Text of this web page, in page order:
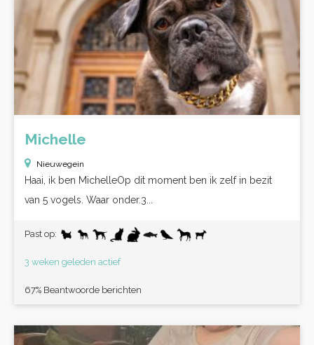
Michelle
Nieuwegein
Haai, ik ben MichelleOp dit moment ben ik zelf in bezit
van 5 vogels. Waar onder.3...
Past op:
3 weken geleden actief
67% Beantwoorde berichten